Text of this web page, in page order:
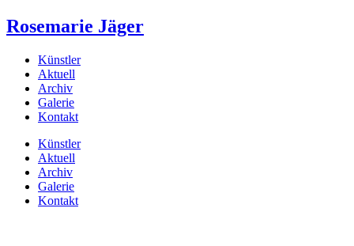
Rosemarie Jäger
Künstler
Aktuell
Archiv
Galerie
Kontakt
Künstler
Aktuell
Archiv
Galerie
Kontakt